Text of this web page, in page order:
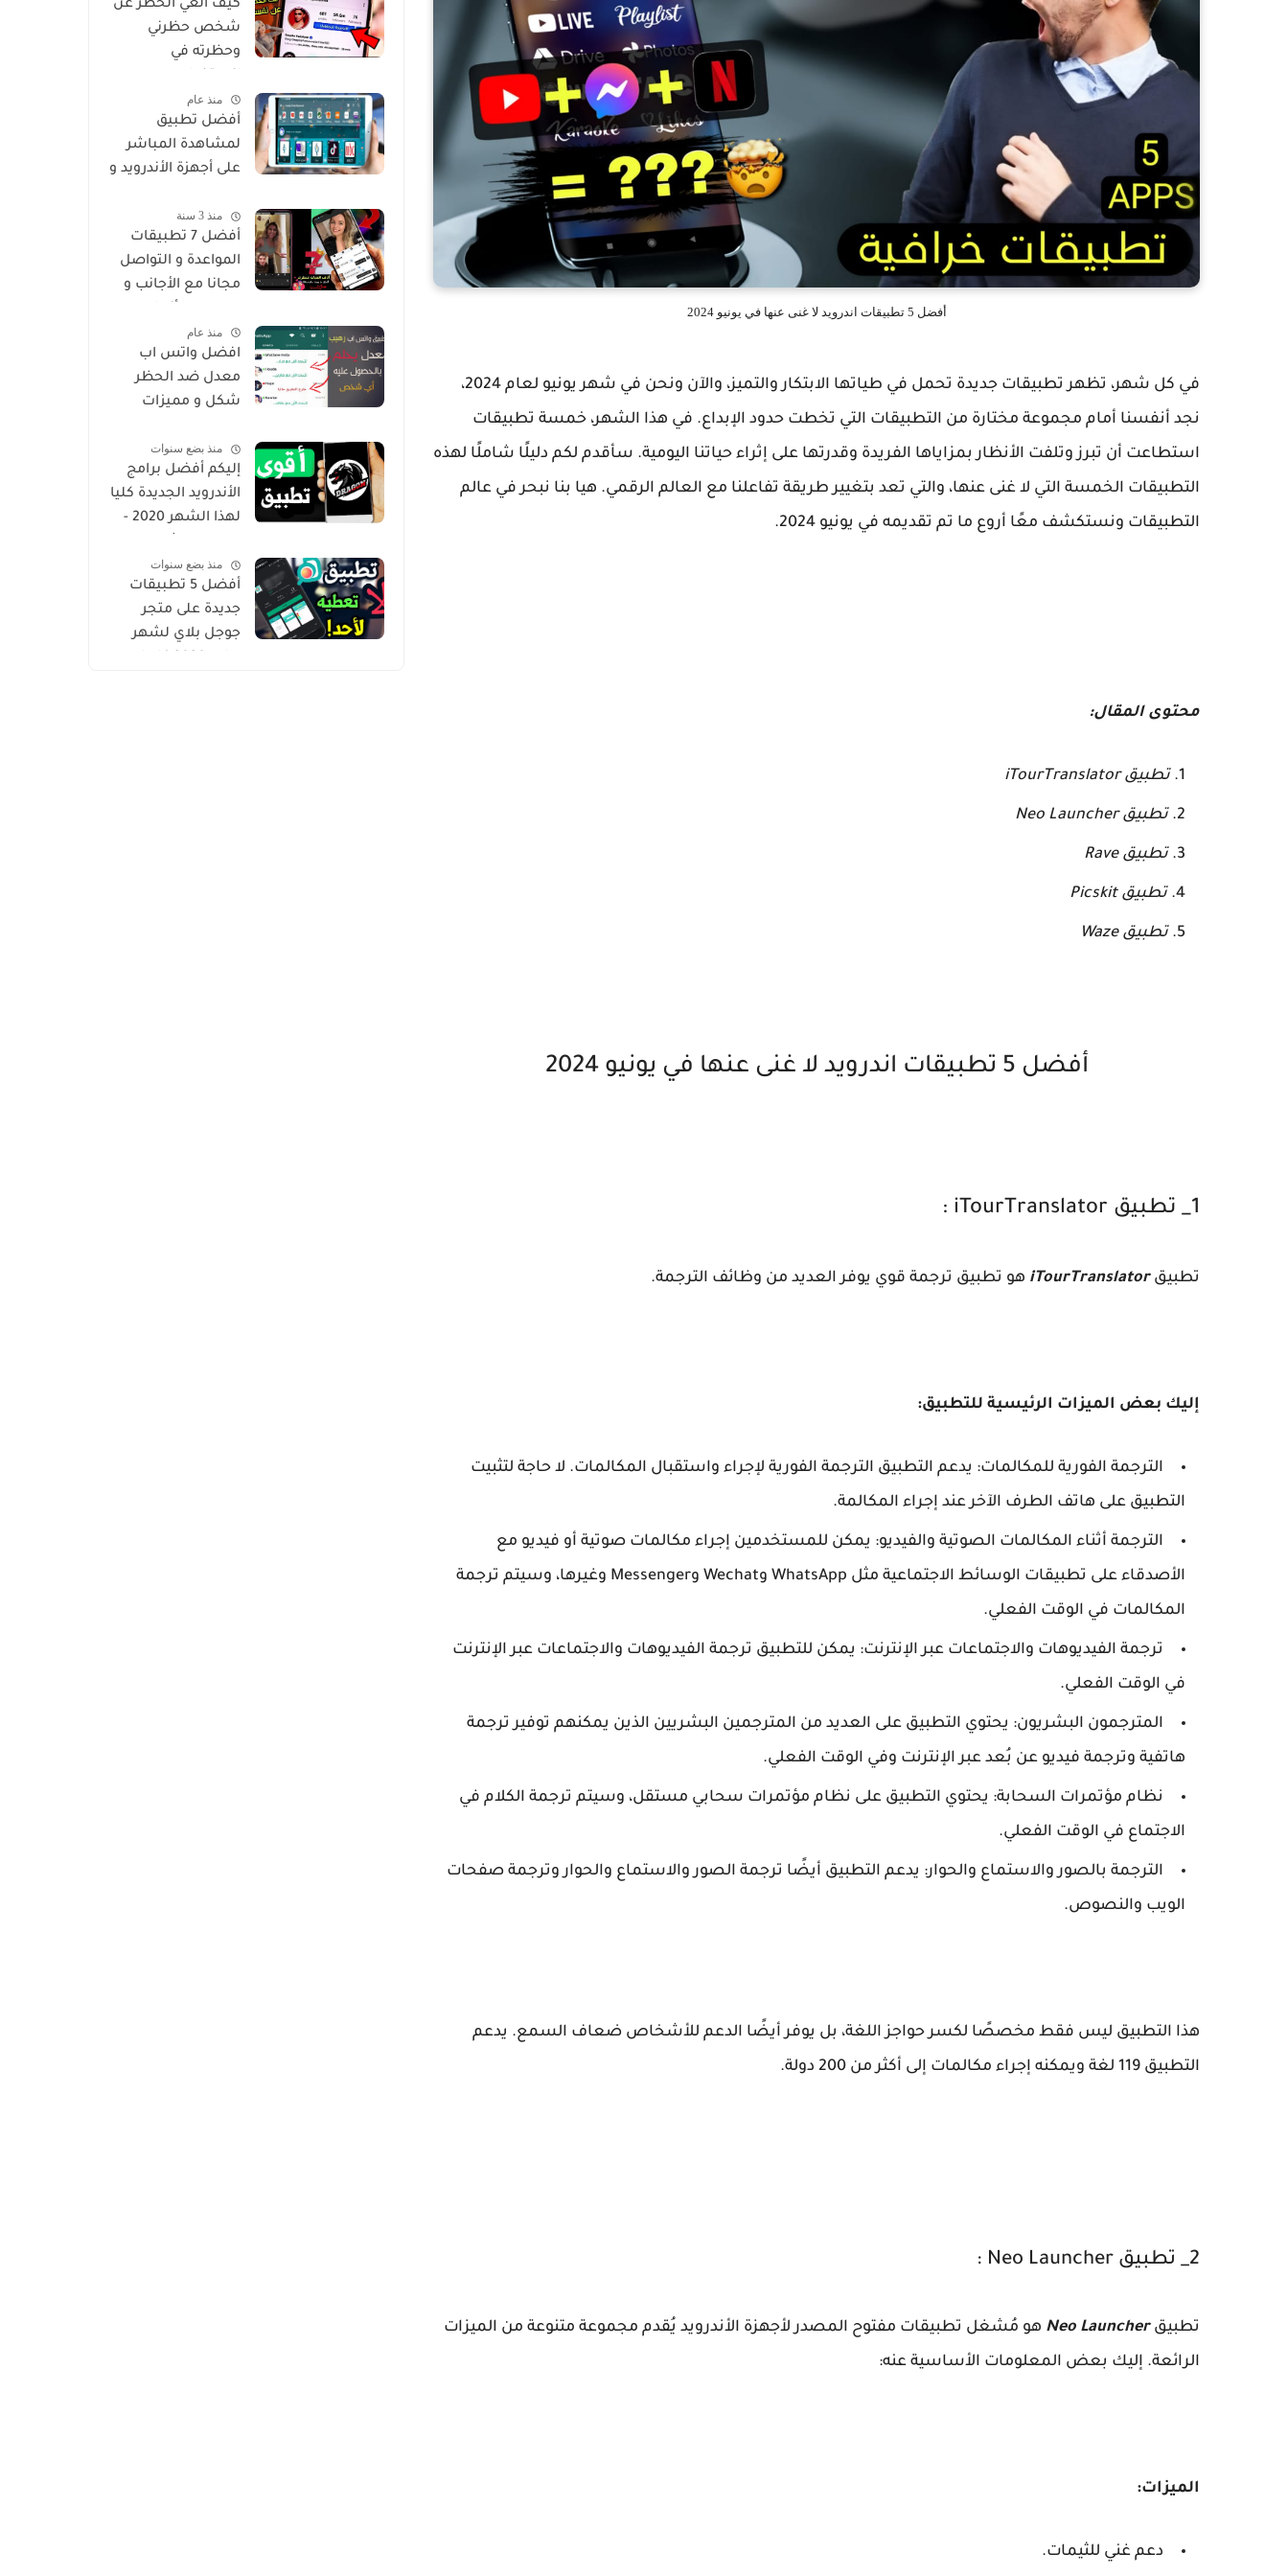
أفضل 5 تطبيقات اندرويد لا غنى عنها في يونيو 2024
في كل شهر، تظهر تطبيقات جديدة تحمل في طياتها الابتكار والتميز، والآن ونحن في شهر يونيو لعام 2024،
نجد أنفسنا أمام مجموعة مختارة من التطبيقات التي تخطت حدود الإبداع. في هذا الشهر، خمسة تطبيقات
استطاعت أن تبرز وتلفت الأنظار بمزاياها الفريدة وقدرتها على إثراء حياتنا اليومية. سأقدم لكم دليلًا شاملًا لهذه
التطبيقات الخمسة التي لا غنى عنها، والتي تعد بتغيير طريقة تفاعلنا مع العالم الرقمي. هيا بنا نبحر في عالم
التطبيقات ونستكشف معًا أروع ما تم تقديمه في يونيو 2024.
محتوى المقال:
تطبيق iTourTranslator
تطبيق Neo Launcher
تطبيق Rave
تطبيق Picskit
تطبيق Waze
أفضل 5 تطبيقات اندرويد لا غنى عنها في يونيو 2024
1_ تطبيق iTourTranslator :
تطبيقiTourTranslator هو تطبيق ترجمة قوي يوفر العديد من وظائف الترجمة.
إليك بعض الميزات الرئيسية للتطبيق:
الترجمة الفورية للمكالمات: يدعم التطبيق الترجمة الفورية لإجراء واستقبال المكالمات. لا حاجة لتثبيت
التطبيق على هاتف الطرف الآخر عند إجراء المكالمة.
الترجمة أثناء المكالمات الصوتية والفيديو: يمكن للمستخدمين إجراء مكالمات صوتية أو فيديو مع
الأصدقاء على تطبيقات الوسائط الاجتماعية مثل WhatsApp وWechat وMessenger وغيرها، وسيتم ترجمة
المكالمات في الوقت الفعلي.
ترجمة الفيديوهات والاجتماعات عبر الإنترنت: يمكن للتطبيق ترجمة الفيديوهات والاجتماعات عبر الإنترنت
في الوقت الفعلي.
المترجمون البشريون: يحتوي التطبيق على العديد من المترجمين البشريين الذين يمكنهم توفير ترجمة
هاتفية وترجمة فيديو عن بُعد عبر الإنترنت وفي الوقت الفعلي.
نظام مؤتمرات السحابة: يحتوي التطبيق على نظام مؤتمرات سحابي مستقل، وسيتم ترجمة الكلام في
الاجتماع في الوقت الفعلي.
الترجمة بالصور والاستماع والحوار: يدعم التطبيق أيضًا ترجمة الصور والاستماع والحوار وترجمة صفحات
الويب والنصوص.
هذا التطبيق ليس فقط مخصصًا لكسر حواجز اللغة، بل يوفر أيضًا الدعم للأشخاص ضعاف السمع. يدعم
التطبيق 119 لغة ويمكنه إجراء مكالمات إلى أكثر من 200 دولة.
2_ تطبيق Neo Launcher :
تطبيقNeo Launcher هو مُشغل تطبيقات مفتوح المصدر لأجهزة الأندرويد يُقدم مجموعة متنوعة من الميزات
الرائعة. إليك بعض المعلومات الأساسية عنه:
الميزات:
دعم غني للثيمات.
كيف الغي الحظر عن
شخص حظرني
وحظرته في
منذ عام
أفضل تطبيق
لمشاهدة المباشر
على أجهزة الأندرويد و
منذ 3 سنة
أفضل 7 تطبيقات
المواعدة و التواصل
مجانا مع الأجانب و
العالم
منذ عام
افضل واتس اب
معدل ضد الحظر
شكل و مميزات
Goldمنذ بضع سنوات
إليكم أفضل برامج
الأندرويد الجديدة كليا
لهذا الشهر 2020 -
حصري من أروع ما
شرحت
منذ بضع سنوات
أفضل 5 تطبيقات
جديدة على متجر
جوجل بلاي لشهر